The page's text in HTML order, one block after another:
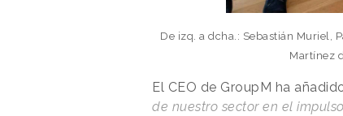
De izq. a dcha.: Sebastián Muriel,
Martínez
El CEO de GroupM ha
de nuestro sector en el